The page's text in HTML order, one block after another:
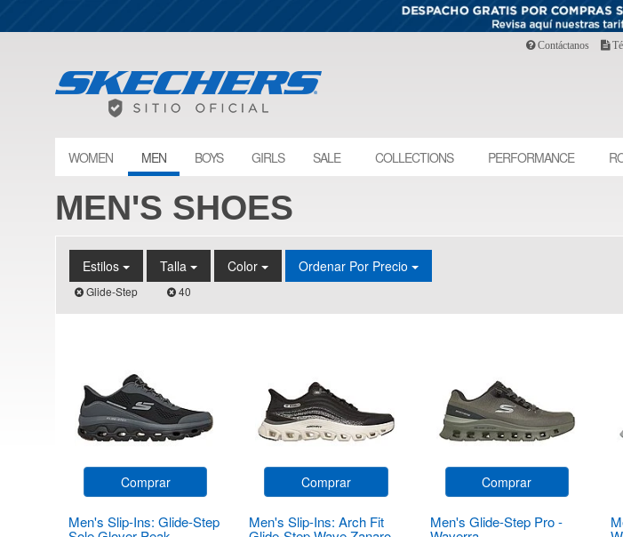
Contáctanos
WOMEN MEN BOYS GIRLS SALE COLLECTIONS PERFORMANCE
MEN'S SHOES
Estilos
Glide-Step
Talla
40
Color Ordenar Por Precio
Comprar
Men's Slip-Ins: Glide-Step
Comprar
Men's Slip-Ins: Arch Fit
Comprar
Men's Glide-Step Pro -